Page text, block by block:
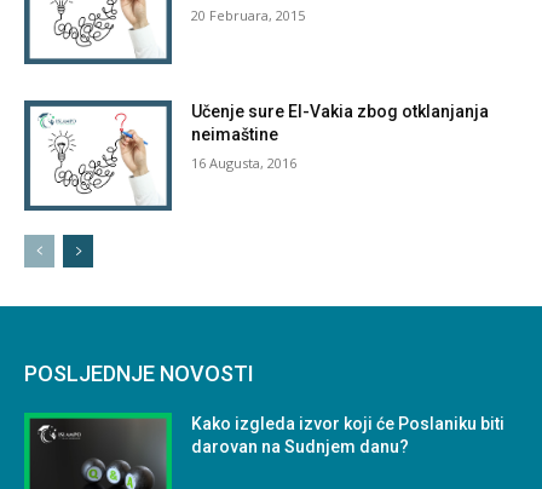
20 Februara, 2015
Učenje sure El-Vakia zbog otklanjanja
neimaštine
16 Augusta, 2016
POSLJEDNJE NOVOSTI
Kako izgleda izvor koji će Poslaniku biti
darovan na Sudnjem danu?